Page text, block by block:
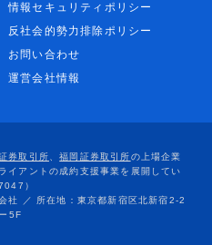
情報セキュリティポリシー
反社会的勢力排除ポリシー
お問い合わせ
運営会社情報